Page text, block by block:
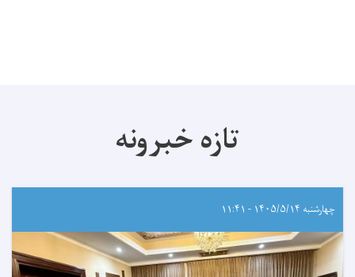
تازه خبرونه
چهارشنبه ۱۴۰۵/۵/۱۴ - ۱۱:۴۱